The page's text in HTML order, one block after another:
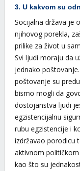
3. U kakvom su
Socijalna država je
njihovog porekla,
prilike za život u
Svi ljudi moraju da
jednako
poštovanje su
bismo mogli da
dostojanstva ljudi
egzistencijalnu
rubu egzistencije i
izdržavao porodicu
aktivnom
kao što su